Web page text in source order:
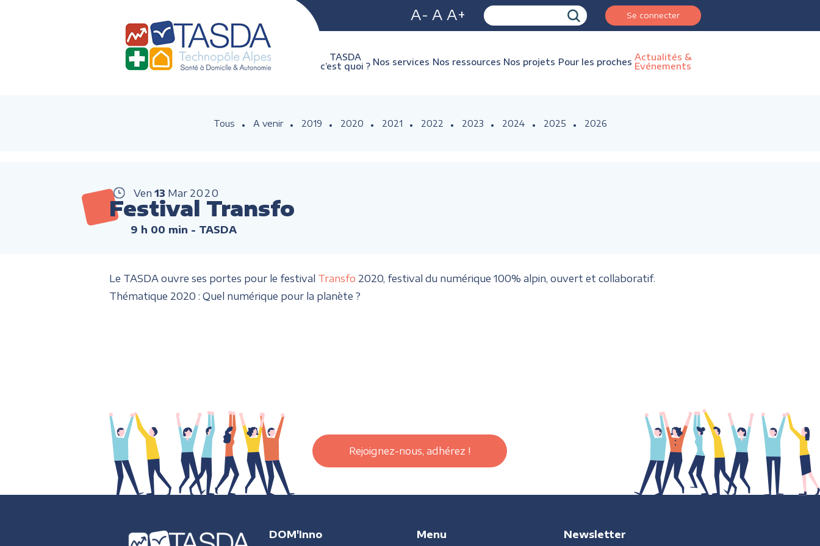
A- A A+ Se connecter
TASDA
c’est quoi ? Nos services Nos ressources Nos projets Pour les proches Actualités &
Evénements
Tous A venir 2019 2020 2021 2022 2023 2024 2025 2026
Ven 13 Mar 2020
Festival Transfo
9 h 00 min - TASDA
Le TASDA ouvre ses portes pour le festival Transfo 2020, festival du numérique 100% alpin, ouvert et collaboratif.
Thématique 2020 : Quel numérique pour la planète ?
Rejoignez-nous, adhérez !
DOM'Inno Menu Newsletter